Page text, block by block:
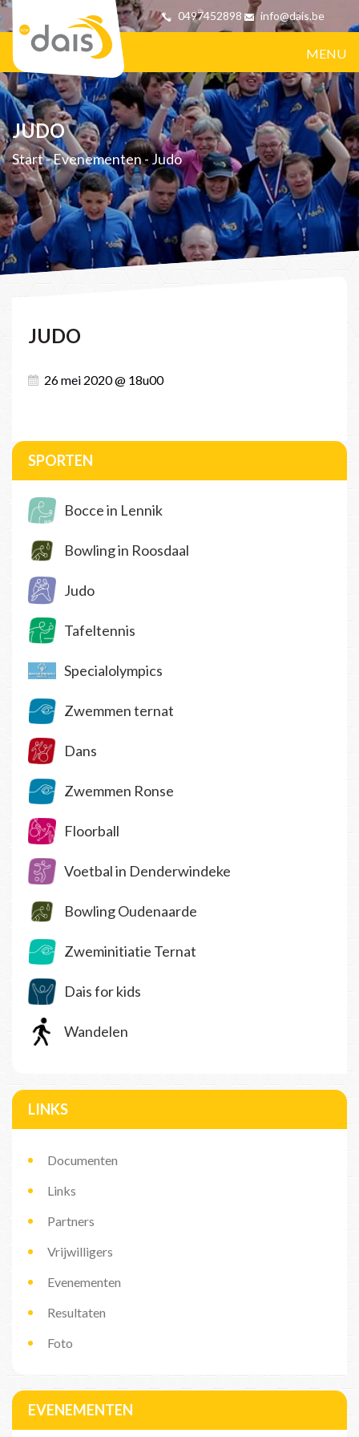
0497452898 info@dais.be
MENU
JUDO
Start-Evenementen-Judo
JUDO
26 mei 2020 @ 18u00
SPORTEN
Bocce in Lennik
Bowling in Roosdaal
Judo
Tafeltennis
Specialolympics
Zwemmen ternat
Dans
Zwemmen Ronse
Floorball
Voetbal in Denderwindeke
Bowling Oudenaarde
Zweminitiatie Ternat
Dais for kids
Wandelen
LINKS
Documenten
Links
Partners
Vrijwilligers
Evenementen
Resultaten
Foto
EVENEMENTEN